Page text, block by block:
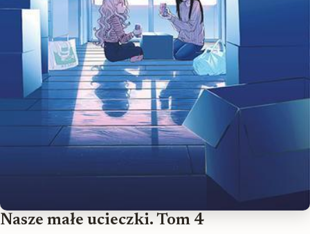
Nasze małe ucieczki. Tom 4